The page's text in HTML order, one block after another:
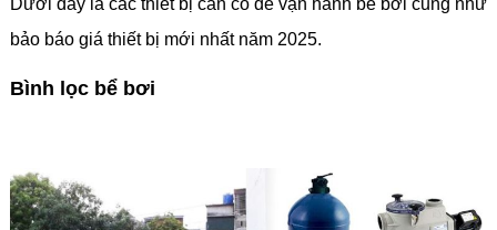
Dưới đây là các thiết bị cần có để vận hành bể bơi cũng như
bảo báo giá thiết bị mới nhất năm 2025.
Bình lọc bể bơi